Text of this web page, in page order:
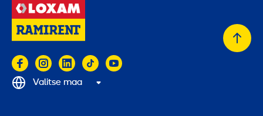
Valitse maa